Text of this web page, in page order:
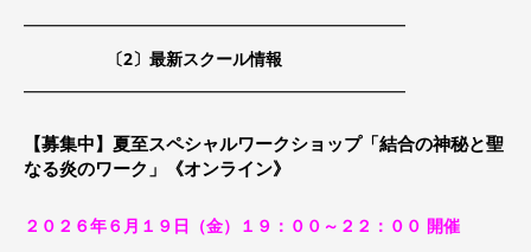
━━━━━━━━━━━━━━━━━━━━━━━
〔2〕最新スクール情報
━━━━━━━━━━━━━━━━━━━━━━━
【募集中】夏至スペシャルワークショップ「結合の神秘と聖
なる炎のワーク」《オンライン》
２０２６年６月１９日（金）１９：００～２２：００ 開催